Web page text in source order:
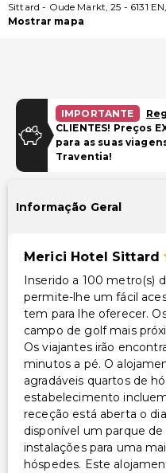
Sittard - Oude Markt, 25 - 6131 EN,
Mostrar mapa
IMPORTANTE
CLIENTES! Preços
para as suas
Traventia!
Informação Geral
Merici Hotel Sittard
Inserido a 100 metro(s)
permite-lhe um fácil
tem para lhe oferecer.
campo de golf mais
Os viajantes irão
minutos a pé. O
agradáveis quartos de
estabelecimento
receção está aberta o
disponível um parque
instalações para uma
hóspedes. Este